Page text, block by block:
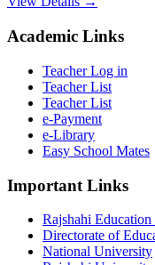
Academic Links
Teacher Log in
Teacher List
Teacher List
e-Payment
e-Library
Easy School Mates
Important Links
Rajshahi Education
Directorate of
National University